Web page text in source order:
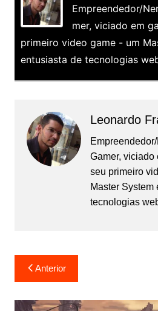
Empreendedor/
mer, viciado em
primeiro video game - um
entusiasta de tecnologias
Leonardo
Gamer, viciado
seu primeiro
Master System
tecnologias
Navegação
de
Post
Anterior